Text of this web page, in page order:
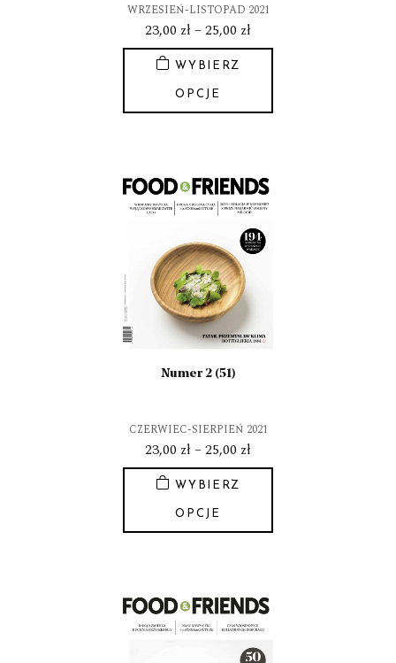
WRZESIEŃ-LISTOPAD 2021
23,00 zł–25,00 złZakres
cen:
do
WYBIERZ
OPCJE
wiele
wariantów.
można
wybrać
na
stronie
produktu
Numer 2 (51)
CZERWIEC-SIERPIEŃ 2021
23,00 zł–25,00 złZakres
cen:
do
WYBIERZ
OPCJE
wiele
wariantów.